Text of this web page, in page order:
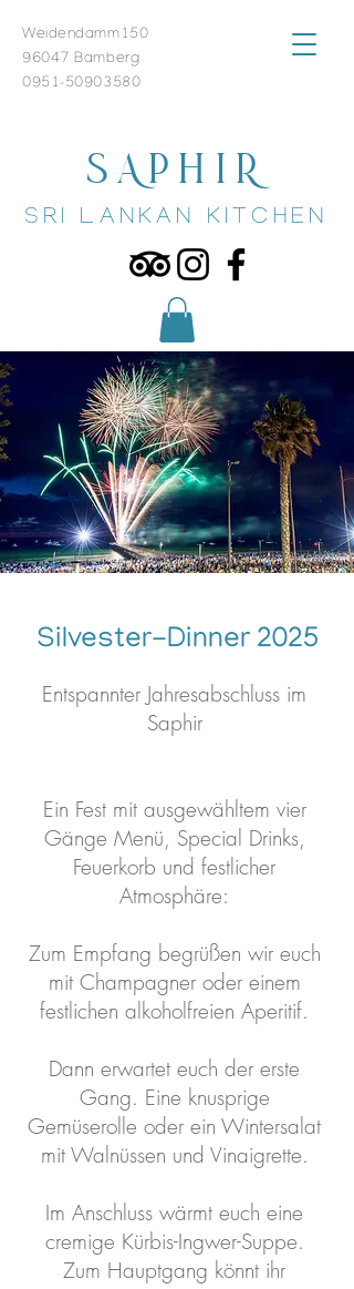
Weidendamm150
96047 Bamberg
0951-50903580
SAPHIR
SRI LANKAN KITCHEN
Silvester-Dinner 2025
Entspannter Jahresabschluss im
Saphir
Ein Fest mit ausgewähltem vier
Gänge Menü, Special Drinks,
Feuerkorb und festlicher
Atmosphäre:
Zum Empfang begrüßen wir euch
mit Champagner oder einem
festlichen alkoholfreien Aperitif.
Dann erwartet euch der erste
Gang. Eine knusprige
Gemüserolle oder ein Wintersalat
mit Walnüssen und Vinaigrette.
Im Anschluss wärmt euch eine
cremige Kürbis-Ingwer-Suppe.
Zum Hauptgang könnt ihr